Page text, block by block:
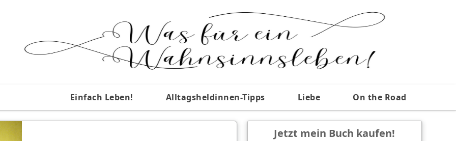
Einfach Leben! Alltagsheldinnen-Tipps Liebe On the Road
Jetzt mein Buch kaufen!